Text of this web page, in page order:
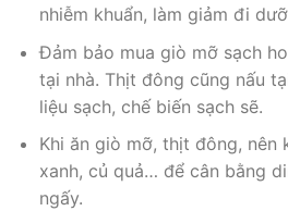
nhiễm khuẩn, làm giảm đi
Đảm bảo mua giò mỡ sạch
tại nhà. Thịt đông cũng nấu
liệu sạch, chế biến sạch sẽ.
Khi ăn giò mỡ, thịt đông, nên
xanh, củ quả… để cân bằng
ngấy.